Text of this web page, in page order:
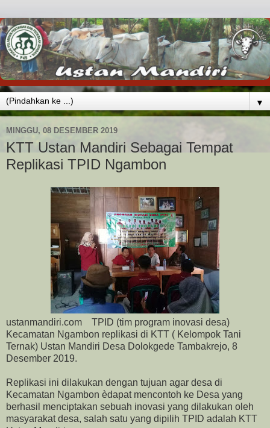
▼
MINGGU, 08 DESEMBER 2019
KTT Ustan Mandiri Sebagai Tempat
Replikasi TPID Ngambon
ustanmandiri.com TPID (tim program inovasi desa)
Kecamatan Ngambon replikasi di KTT ( Kelompok Tani
Ternak) Ustan Mandiri Desa Dolokgede Tambakrejo, 8
Desember 2019.
Replikasi ini dilakukan dengan tujuan agar desa di
Kecamatan Ngambon èdapat mencontoh ke Desa yang
berhasil menciptakan sebuah inovasi yang dilakukan oleh
masyarakat desa, salah satu yang dipilih TPID adalah KTT